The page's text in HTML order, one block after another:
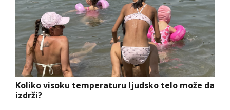
Koliko visoku temperaturu ljudsko telo može da
izdrži?